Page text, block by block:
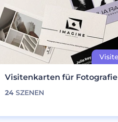
Visitenkarten für Fotografie
24SZENEN